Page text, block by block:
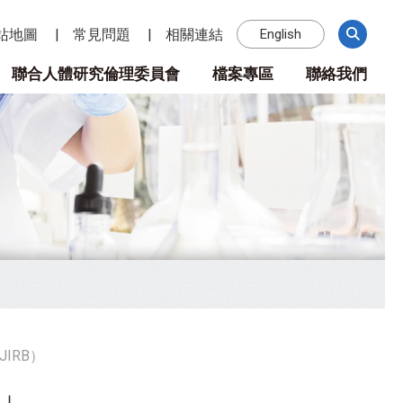
地圖 常見問題 相關連結 English
聯合人體研究倫理委員會 檔案專區 聯絡我們
）